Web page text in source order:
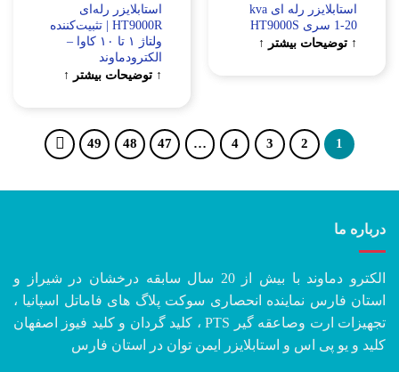
استابلایزر رله ای kva
بیشتر ↑
HT9000R | تثبیت‌کننده
ولتاژ ۱ تا ۱۰ کاوا –
↑ توضیحات بیشتر ↑
3
4
…
47
48
49
الکترو دماوند با بیش از 20 سال سابقه درخشان در شیراز و
انحصاری سوکت پلاگ های فاماتل اسپانیا ،
تجهیزات ارت وصاعقه گیر PTS ، کلید گردان و کلید فیوز اصفهان
و استابلایزر ایمن توان در استان فارس